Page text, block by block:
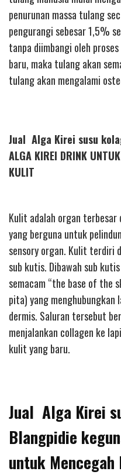
penurunan massa tulang
pengurangi sebesar 1,5%
tanpa diimbangi oleh
baru, maka tulang akan
tulang akan mengalami
Jual Alga Kirei susu
ALGA KIREI DRINK
KULIT
Kulit adalah organ terbesar
yang berguna untuk
sensory organ. Kulit terdiri
sub kutis. Dibawah sub
semacam “the base of the
pita) yang menghubungkan
dermis. Saluran tersebut
menjalankan collagen ke
kulit yang baru.
Jual Alga Kirei
Blangpidie
untuk Mencegah